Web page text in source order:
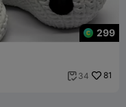
299
 34 81